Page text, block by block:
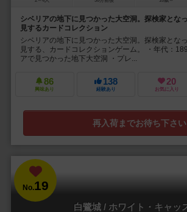
シベリアの地下に見つかった大空洞。探検家とな
見するカードコレクション
シベリアの地下に見つかった大空洞。探検家とな
見する、カードコレクションゲーム。 ・年代：
アで見つかった地下大空洞 ・プレ...
86
興味あり
138
経験あり
20
お気に入り
再入荷までお待ち下さい
No.19
白鷺城 / ホワイト・キャッ